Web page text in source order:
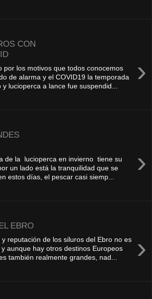
CON
›
por los motivos que todos conocemos
de alarma y el COVID19 la temporada
y lucioperca a lance fue suspendid...
›
de la lucioperca en invierno tiene su
un lado está la tranquilidad que se
estos días, el pescar casi siemp...
EBRO
›
y reputación de los siluros del Ebro no es
aunque hay otros destinos Europeos
también realmente grandes, nad...